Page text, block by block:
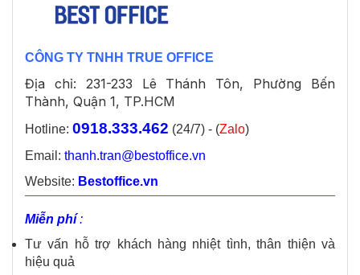
CÔNG TY TNHH TRUE OFFICE
Địa chỉ: 231-233 Lê Thánh Tôn, Phường Bến
Thành, Quận 1, TP.HCM
Hotline: 0918.333.462 (24/7) - (Zalo)
Email: thanh.tran@bestoffice.vn
Website: Bestoffice.vn
Miễn phí:
Tư vấn hỗ trợ khách hàng nhiệt tình, thân thiện và
hiệu quả